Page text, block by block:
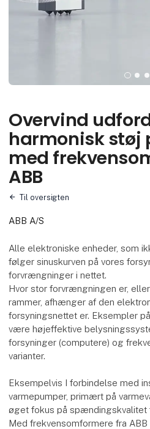
Overvind
harmonisk støj
med
ABB
Til oversigten
ABB A/S
Alle elektroniske enheder, som
følger sinuskurven på vores
forvrængninger i nettet.
Hvor stor forvrængningen er,
rammer, afhænger af den
forsyningsnettet er. Eksempler
være højeffektive
forsyninger (computere) og
varianter.
Eksempelvis I forbindelse med
varmepumper, primært på
øget fokus på spændingskvalitet
Med frekvensomformere fra